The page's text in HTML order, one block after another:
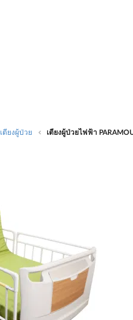
เตียงผู้ป่วย เตียงผู้ป่วยไฟฟ้า